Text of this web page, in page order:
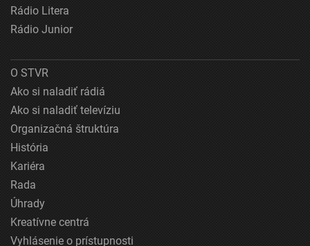
Rádio Litera
Rádio Junior
O STVR
Ako si naladiť rádiá
Ako si naladiť televíziu
Organizačná štruktúra
História
Kariéra
Rada
Úhrady
Kreatívne centrá
Vyhlásenie o prístupnosti